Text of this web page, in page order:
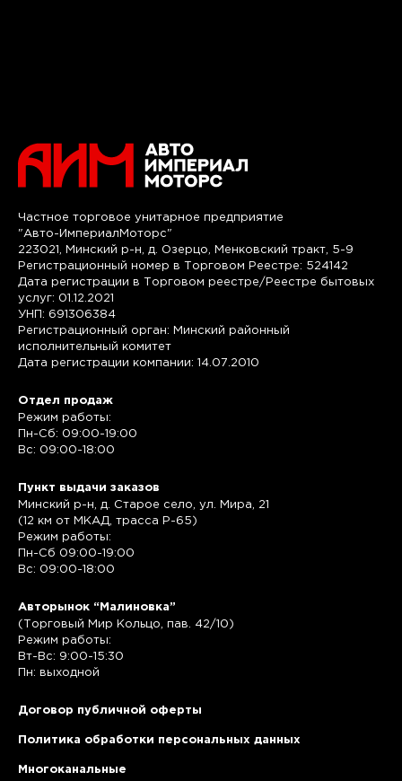
Частное торговое унитарное предприятие
"Авто-ИмпериалМоторс"
223021, Минский р-н, д. Озерцо, Менковский тракт, 5-9
Регистрационный номер в Торговом Реестре: 524142
Дата регистрации в Торговом реестре/Реестре бытовых
услуг: 01.12.2021
УНП: 691306384
Регистрационный орган: Минский районный
исполнительный комитет
Дата регистрации компании: 14.07.2010
Отдел продаж
Режим работы:
Пн-Сб: 09:00-19:00
Вс: 09:00-18:00
Пункт выдачи заказов
Минский р-н, д. Старое село, ул. Мира, 21
(12 км от МКАД, трасса P-65)
Режим работы:
Пн-Сб 09:00-19:00
Вс: 09:00-18:00
Авторынок “Малиновка”
(Торговый Мир Кольцо, пав. 42/10)
Режим работы:
Вт-Вс: 9:00-15:30
Пн: выходной
Договор публичной оферты
Политика обработки персональных данных
Многоканальные